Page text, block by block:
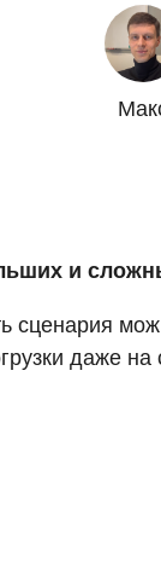
и
сценария
даже